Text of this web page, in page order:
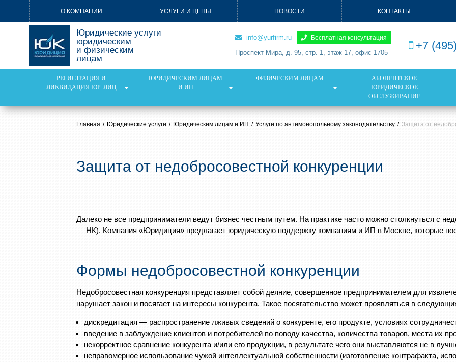
О КОМПАНИИ УСЛУГИ И ЦЕНЫ НОВОСТИ КОНТАКТЫ
Юридические услуги
юридическим
и физическим
лицам
+7
info@yurfirm.ru Бесплатная консультация
Проспект Мира, д. 95, стр. 1, этаж 17, офис 1705
РЕГИСТРАЦИЯ И
ЛИКВИДАЦИЯ ЮР. ЛИЦ
ЮРИДИЧЕСКИМ ЛИЦАМ
И ИП
ФИЗИЧЕСКИМ ЛИЦАМ
АБОНЕНТСКОЕ
ЮРИДИЧЕСКОЕ
ОБСЛУЖИВАНИЕ
Главная Юридические услуги Юридическим лицам и ИП Услуги по антимонопольному законодательству Защита от
Защита от недобросовестной конкуренции
Далеко не все предприниматели ведут бизнес честным путем. На практике часто можно столкнуться с
— НК). Компания «Юридиция» предлагает юридическую поддержку компаниям и ИП в Москве, которые
Формы недобросовестной конкуренции
Недобросовестная конкуренция представляет собой деяние, совершенное предпринимателем для
нарушает закон и посягает на интересы конкурента. Такое посягательство может проявляться в
дискредитация — распространение лживых сведений о конкуренте, его продукте, условиях
введение в заблуждение клиентов и потребителей по поводу качества, количества товаров, места их
некорректное сравнение конкурента и/или его продукции, в результате чего они выставляются не в
неправомерное использование чужой интеллектуальной собственности (изготовление контрафакта,